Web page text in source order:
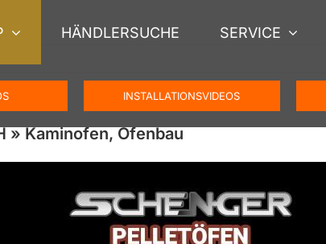
HÄNDLERSUCHE SERVICE
INSTALLATIONSVIDEOS
» Kaminofen, Ofenbau